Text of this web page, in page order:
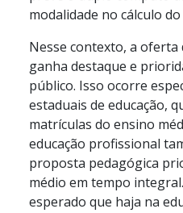
modalidade no cálculo do
Nesse contexto, a
ganha destaque e
público. Isso ocorre
estaduais de educação,
matrículas do ensino
educação profissional
proposta pedagógica
médio em tempo
esperado que haja na